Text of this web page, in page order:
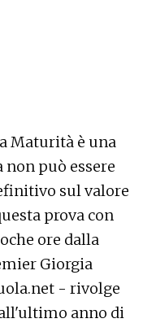
Maturità è una
può essere
sul valore
prova con
ore dalla
Giorgia
- rivolge
anno di